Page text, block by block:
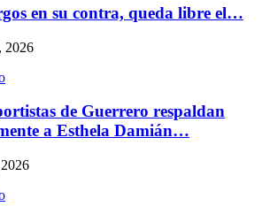
en su contra, queda libre el…
2026
de Guerrero respaldan
a Esthela Damián…